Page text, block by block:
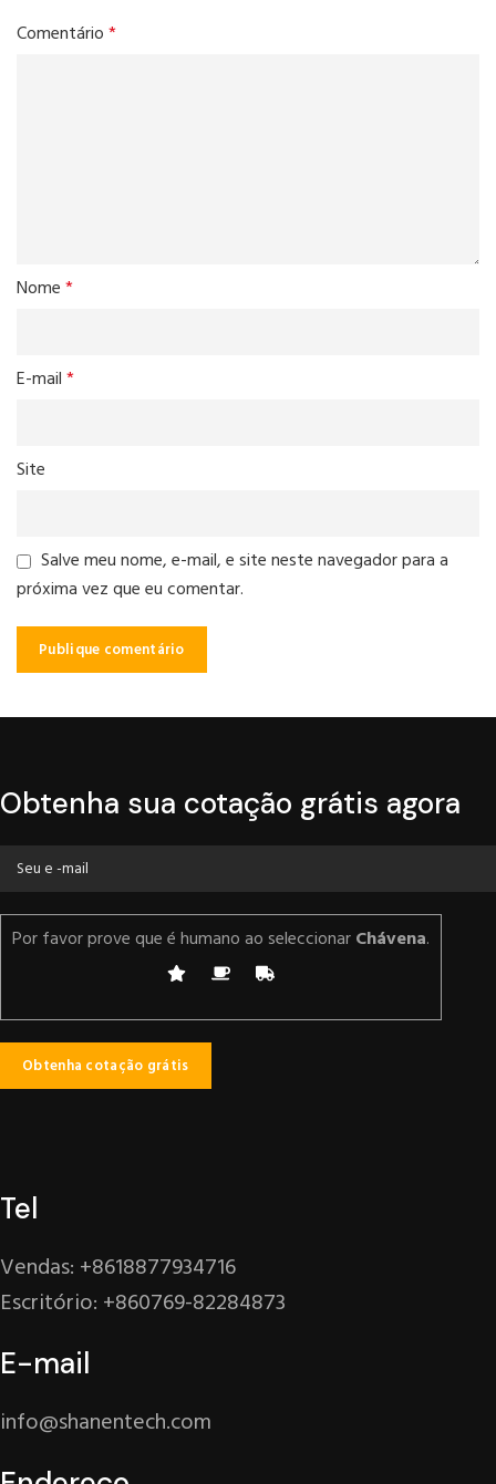
Comentário*
Nome*
E-mail*
Site
Salve meu nome, e-mail, e site neste navegador para a
próxima vez que eu comentar.
Obtenha sua cotação grátis agora
Por favor prove que é humano ao seleccionarChávena.
Tel
Vendas: +8618877934716
Escritório: +860769-82284873
E-mail
info@shanentech.com